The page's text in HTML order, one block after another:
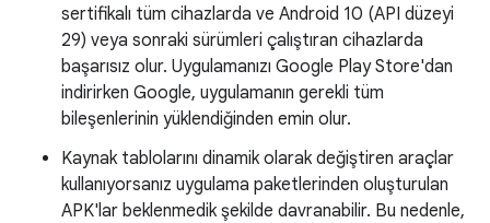
sertifikalı tüm cihazlarda ve Android 10 (API düzeyi
29) veya sonraki sürümleri çalıştıran cihazlarda
başarısız olur. Uygulamanızı Google Play Store'dan
indirirken Google, uygulamanın gerekli tüm
bileşenlerinin yüklendiğinden emin olur.
Kaynak tablolarını dinamik olarak değiştiren araçlar
kullanıyorsanız uygulama paketlerinden oluşturulan
APK'lar beklenmedik şekilde davranabilir. Bu nedenle,